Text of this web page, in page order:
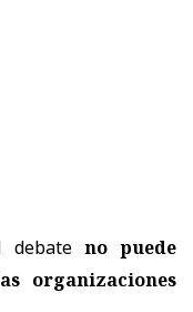
debate no puede
organizaciones